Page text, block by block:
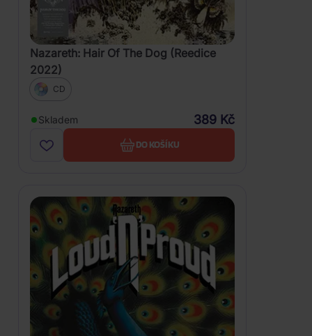
Nazareth: Hair Of The Dog (Reedice
2022)
CD
Skladem 389 Kč
DO KOŠÍKU